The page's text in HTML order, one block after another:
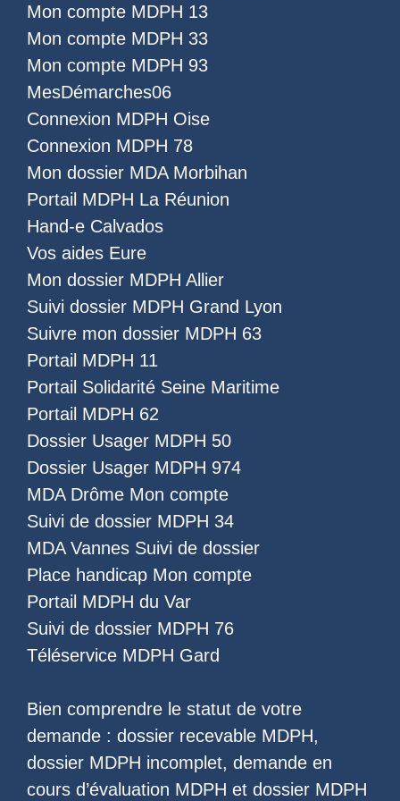
Mon compte MDPH 13
Mon compte MDPH 33
Mon compte MDPH 93
MesDémarches06
Connexion MDPH Oise
Connexion MDPH 78
Mon dossier MDA Morbihan
Portail MDPH La Réunion
Hand-e Calvados
Vos aides Eure
Mon dossier MDPH Allier
Suivi dossier MDPH Grand Lyon
Suivre mon dossier MDPH 63
Portail MDPH 11
Portail Solidarité Seine Maritime
Portail MDPH 62
Dossier Usager MDPH 50
Dossier Usager MDPH 974
MDA Drôme Mon compte
Suivi de dossier MDPH 34
MDA Vannes Suivi de dossier
Place handicap Mon compte
Portail MDPH du Var
Suivi de dossier MDPH 76
Téléservice MDPH Gard
Bien comprendre le statut de votre
demande : dossier recevable MDPH,
dossier MDPH incomplet, demande en
cours d’évaluation MDPH et dossier MDPH